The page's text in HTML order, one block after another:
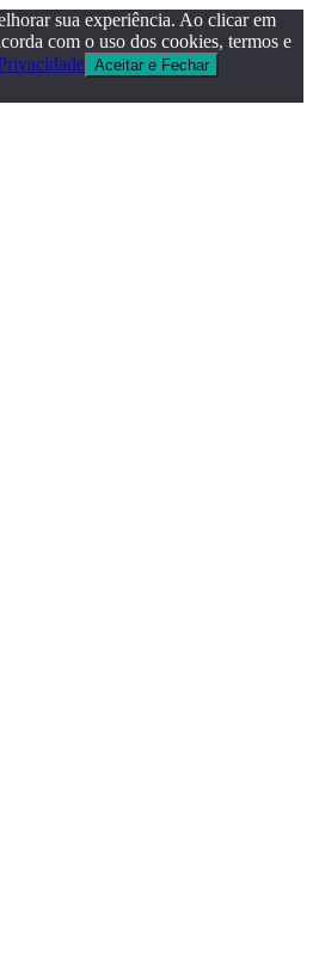
sua experiência. Ao clicar em
com o uso dos cookies, termos e
Aceitar e Fechar